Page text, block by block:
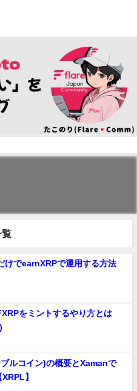
覧
けでearnXRPで運用する方法
をミントするやり方とは
ルコイン)の概要とXamanで
】